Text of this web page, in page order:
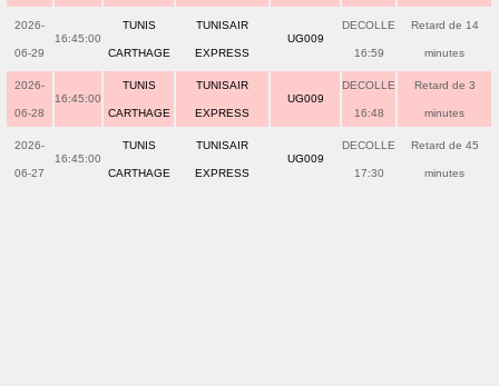
2026-
06-29
16:45:00
TUNIS
CARTHAGE
TUNISAIR
EXPRESS
UG009
DECOLLE
16:59
Retard de 14
minutes
2026-
06-28
16:45:00
TUNIS
CARTHAGE
TUNISAIR
EXPRESS
UG009
DECOLLE
16:48
Retard de 3
minutes
2026-
06-27
16:45:00
TUNIS
CARTHAGE
TUNISAIR
EXPRESS
UG009
DECOLLE
17:30
Retard de 45
minutes